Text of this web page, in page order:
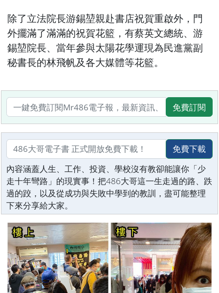
除了立法院長游錫堃親赴書店祝賀重啟外，門
外擺滿了滿滿的祝賀花籃，有蔡英文總統、游
錫堃院長、當年參與太陽花學運現為民進黨副
秘書長的林飛帆及各大媒體等花籃。
免費訂閱
免費下載
內容涵蓋人生、工作、投資、學校沒有教卻能讓你「少
走十年彎路」的現實事！把486大哥這一生走過的路、跌
過的跤，以及從成功與失敗中學到的教訓，盡可能整理
下來分享給大家。